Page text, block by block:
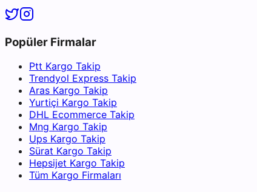
Popüler Firmalar
Ptt Kargo Takip
Trendyol Express Takip
Aras Kargo Takip
Yurtiçi Kargo Takip
DHL Ecommerce Takip
Mng Kargo Takip
Ups Kargo Takip
Sürat Kargo Takip
Hepsijet Kargo Takip
Tüm Kargo Firmaları